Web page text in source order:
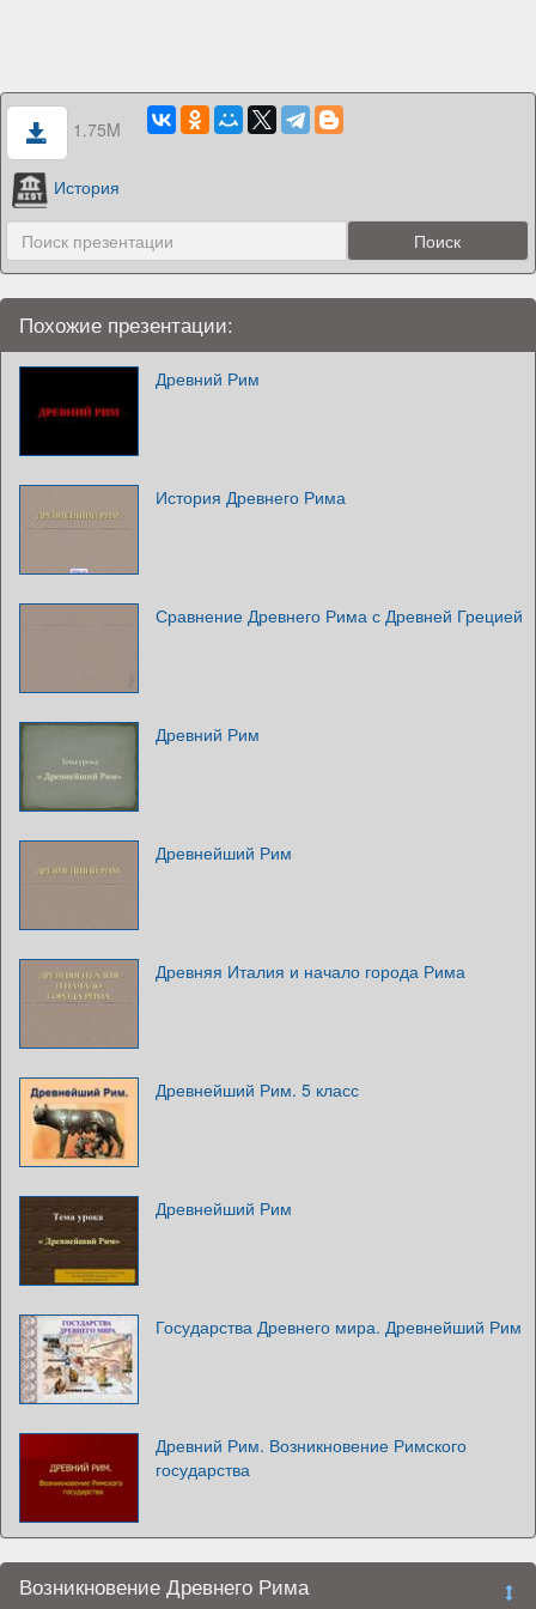
1.75M
История
Похожие презентации:
Древний Рим
История Древнего Рима
Сравнение Древнего Рима с Древней Грецией
Древний Рим
Древнейший Рим
Древняя Италия и начало города Рима
Древнейший Рим. 5 класс
Древнейший Рим
Государства Древнего мира. Древнейший Рим
Древний Рим. Возникновение Римского
государства
Возникновение Древнего Рима